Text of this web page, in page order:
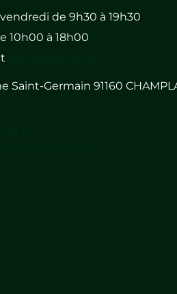
de 9h30 à 19h30
10h00 à 18h00
Saint-Germain 91160